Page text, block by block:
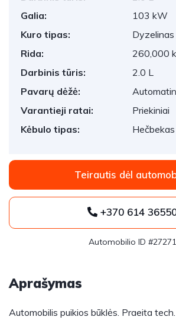
Galia:
103 kW
Kuro tipas:
Dyzelinas
Rida:
260,000
Darbinis tūris:
2.0 L
Pavarų dėžė:
Varantieji ratai:
Priekiniai
Kėbulo tipas:
Hečbekas
Teirautis dėl
+370 614
Automobilio ID #27271
Aprašymas
Automobilis puikios būklės. Praeita